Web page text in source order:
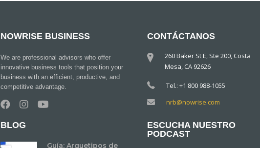
NOWRISE BUSINESS
We are professional advisors who offer
innovative business tools that position your
business with an efficient, productive, and
competitive advantage.
CONTÁCTANOS
260 Baker St E, Ste 200, Costa
Mesa, CA 92626
Tel.: +1 800 988-1055
nrb@nowrise.com
BLOG
Guía: Arquetipos de
ESCUCHA NUESTRO
PODCAST